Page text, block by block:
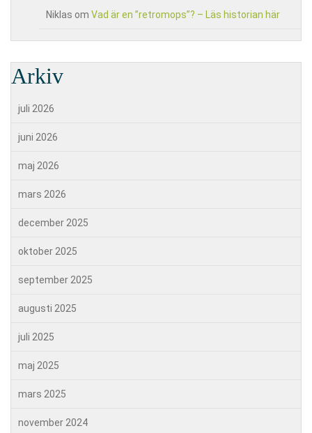
Niklas om Vad är en ”retromops”? – Läs historian här
Arkiv
juli 2026
juni 2026
maj 2026
mars 2026
december 2025
oktober 2025
september 2025
augusti 2025
juli 2025
maj 2025
mars 2025
november 2024